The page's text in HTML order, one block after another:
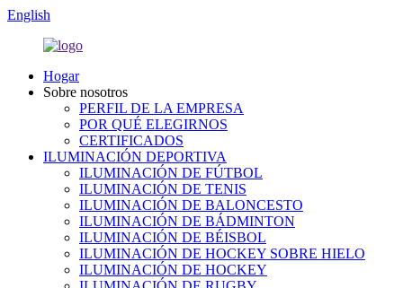
English
Hogar
Sobre nosotros
PERFIL DE LA EMPRESA
POR QUÉ ELEGIRNOS
CERTIFICADOS
ILUMINACIÓN DEPORTIVA
ILUMINACIÓN DE FÚTBOL
ILUMINACIÓN DE TENIS
ILUMINACIÓN DE BALONCESTO
ILUMINACIÓN DE BÁDMINTON
ILUMINACIÓN DE BÉISBOL
ILUMINACIÓN DE HOCKEY SOBRE HIELO
ILUMINACIÓN DE HOCKEY